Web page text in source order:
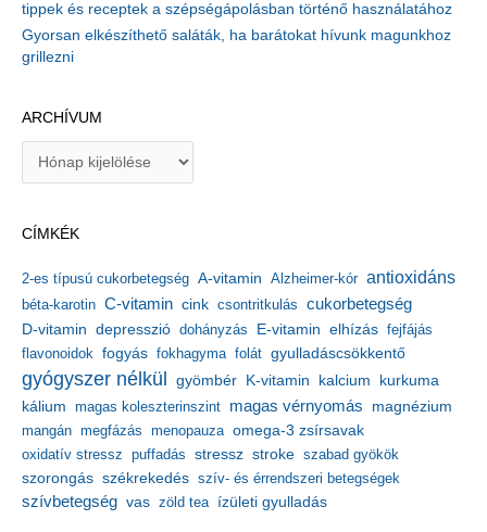
tippek és receptek a szépségápolásban történő használatához
Gyorsan elkészíthető saláták, ha barátokat hívunk magunkhoz
grillezni
ARCHÍVUM
í
u
m
CÍMKÉK
2-es típusú cukorbetegség A-vitamin Alzheimer-kór antioxidáns
béta-karotin C-vitamin cink csontritkulás cukorbetegség
D-vitamin depresszió dohányzás E-vitamin elhízás fejfájás
flavonoidok fogyás fokhagyma folát gyulladáscsökkentő
gyógyszer nélkül gyömbér K-vitamin kalcium kurkuma
kálium magas koleszterinszint magas vérnyomás magnézium
mangán megfázás menopauza omega-3 zsírsavak
oxidatív stressz puffadás stressz stroke szabad gyökök
szorongás székrekedés szív- és érrendszeri betegségek
szívbetegség vas zöld tea ízületi gyulladás